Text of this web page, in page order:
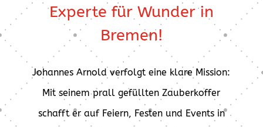
Experte für Wunder in
Bremen!
Johannes Arnold verfolgt eine klare Mission:
Mit seinem prall gefüllten Zauberkoffer
schafft er auf Feiern, Festen und Events in